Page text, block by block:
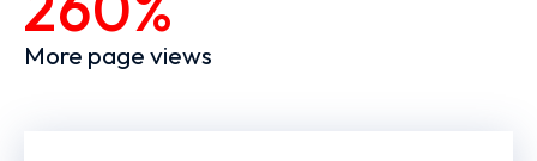
More page views